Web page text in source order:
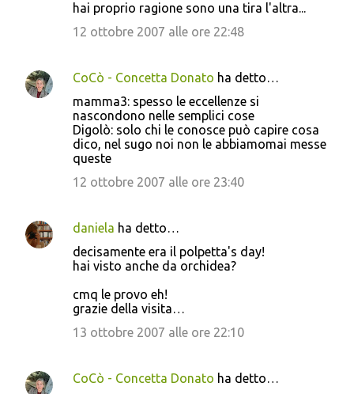
hai proprio ragione sono una tira l'altra...
12 ottobre 2007 alle ore 22:48
CoCò - Concetta Donato ha detto…
mamma3: spesso le eccellenze si
nascondono nelle semplici cose
Digolò: solo chi le conosce può capire cosa
dico, nel sugo noi non le abbiamomai messe
queste
12 ottobre 2007 alle ore 23:40
daniela ha detto…
decisamente era il polpetta's day!
hai visto anche da orchidea?
cmq le provo eh!
grazie della visita…
13 ottobre 2007 alle ore 22:10
CoCò - Concetta Donato ha detto…